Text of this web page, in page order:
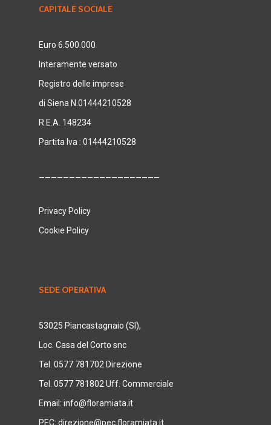
CAPITALE SOCIALE
Euro 6.500.000
Interamente versato
Registro delle imprese
di Siena N.01444210528
R.E.A. 148234
Partita Iva : 01444210528
Privacy Policy
Cookie Policy
SEDE OPERATIVA
53025 Piancastagnaio (SI),
Loc. Casa del Corto snc
Tel. 0577 781702 Direzione
Tel. 0577 781802 Uff. Commerciale
Email: info@floramiata.it
PEC: direzione@pec.floramiata.it